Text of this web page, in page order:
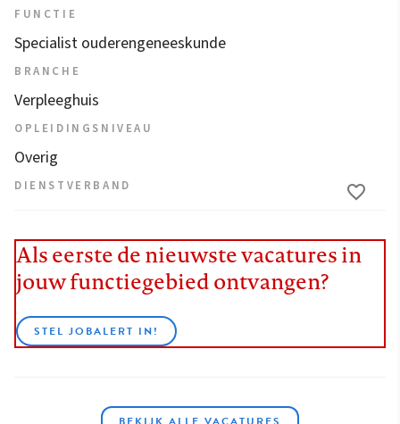
FUNCTIE
Specialist ouderengeneeskunde
BRANCHE
Verpleeghuis
OPLEIDINGSNIVEAU
Overig
DIENSTVERBAND
Als eerste de nieuwste vacatures in
jouw functiegebied ontvangen?
STEL JOBALERT IN!